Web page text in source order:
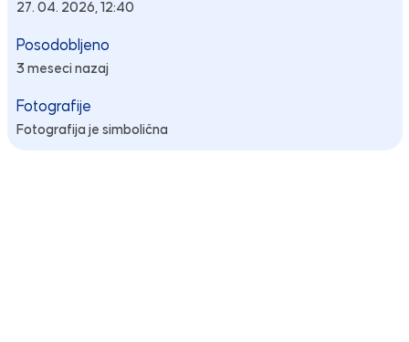
27. 04. 2026, 12:40
Posodobljeno
3 meseci nazaj
Fotografije
Fotografija je simbolična